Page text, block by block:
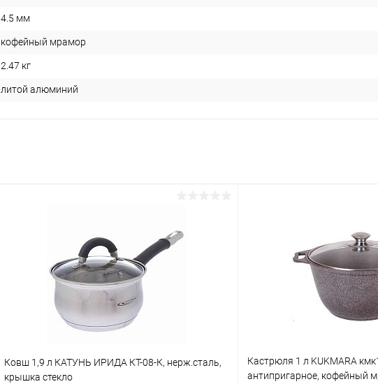
4.5 мм
кофейный мрамор
2.47 кг
литой алюминий
Ковш 1,9 л КАТУНЬ ИРИДА КТ-08-К, нерж.сталь,
крышка стекло
Кастрюля 1 л KUKMARA
антипригарное, кофейный